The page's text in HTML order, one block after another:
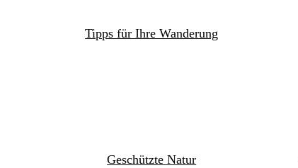
Tipps für Ihre Wanderung
Geschützte Natur